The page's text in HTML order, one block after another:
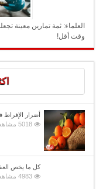
العلماء: ثمة تمارين معينة
وقت أقل!
أضرار الإفراط
5018 مشاهدات
كل ما يخص
4983 مشاهدات